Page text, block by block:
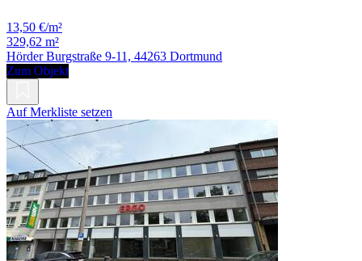
13,50 €/m²
329,62 m²
Hörder Burgstraße 9-11, 44263 Dortmund
Zum Objekt
Auf Merkliste setzen